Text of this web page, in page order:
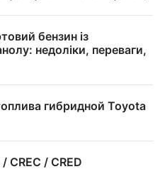
бензин із
недоліки, переваги,
гибридной Toyota
CREC / CRED